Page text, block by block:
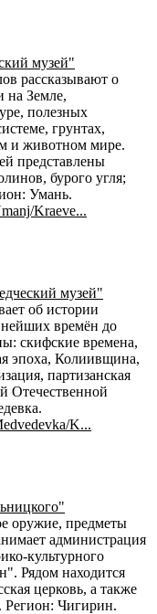
музей"
рассказывают о
на Земле,
полезных
грунтах,
и животном мире.
представлены
бурого угля;
Умань.
Kraeve...
музей"
об истории
времён до
скифские времена,
эпоха, Колиивщина,
партизанская
Отечественной
K...
оружие, предметы
администрация
культурного
Рядом находится
церковь, а также
Чигирин.